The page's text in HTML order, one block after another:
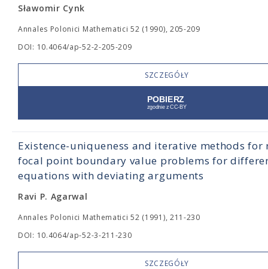
Sławomir Cynk
Annales Polonici Mathematici 52 (1990), 205-209
DOI: 10.4064/ap-52-2-205-209
SZCZEGÓŁY
Existence-uniqueness and iterative methods for
focal point boundary value problems for
equations with deviating arguments
Ravi P. Agarwal
Annales Polonici Mathematici 52 (1991), 211-230
DOI: 10.4064/ap-52-3-211-230
SZCZEGÓŁY